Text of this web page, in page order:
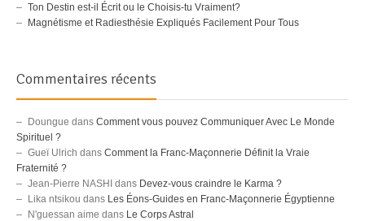
Ton Destin est-il Écrit ou le Choisis-tu Vraiment?
Magnétisme et Radiesthésie Expliqués Facilement Pour Tous
Commentaires récents
Doungue dans Comment vous pouvez Communiquer Avec Le Monde
Spirituel ?
Gueï Ulrich dans Comment la Franc-Maçonnerie Définit la Vraie
Fraternité ?
Jean-Pierre NASHI dans Devez-vous craindre le Karma ?
Lika ntsikou dans Les Éons-Guides en Franc-Maçonnerie Égyptienne
N'guessan aime dans Le Corps Astral